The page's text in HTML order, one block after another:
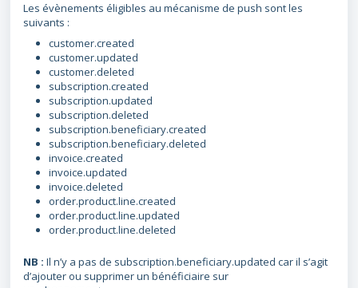
Les évènements éligibles au mécanisme de push sont les
suivants :
customer.created
customer.updated
customer.deleted
subscription.created
subscription.updated
subscription.deleted
subscription.beneficiary.created
subscription.beneficiary.deleted
invoice.created
invoice.updated
invoice.deleted
order.product.line.created
order.product.line.updated
order.product.line.deleted
NB : Il n’y a pas de subscription.beneficiary.updated car il s’agit
d’ajouter ou supprimer un bénéficiaire sur